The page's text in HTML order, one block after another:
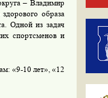
– Владимир
образа
Одной из задач
спортсменов и
«9-10 лет», «12